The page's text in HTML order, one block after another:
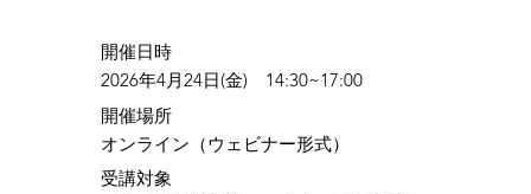
​開催日時
2026年4月24日(金) 14:30~17:00
​開催場所
オンライン（ウェビナー形式）
​受講対象